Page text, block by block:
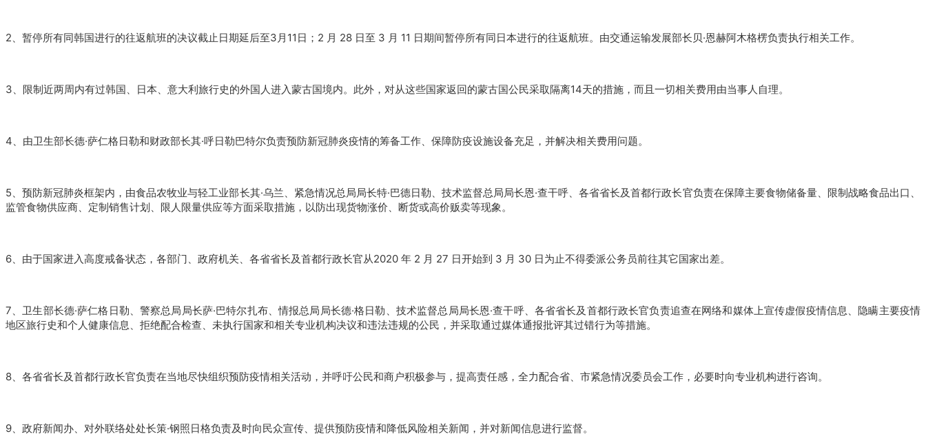
2、暂停所有同韩国进行的往返航班的决议截止日期延后至3月11日； 2 月 28 日至 3 月 11 日期间暂停所有同日本进行的往返航班。 由交通运输发展部长贝·恩赫阿木格楞负责执行相关工作。
3、限制近两周内有过韩国、日本、意大利旅行史的外国人进入蒙古国境内。 此外，对从这些国家返回的蒙古国公民采取隔离14天的措施，而且一切相关费用由当事人自理。
4、由卫生部长德·萨仁格日勒和财政部长其·呼日勒巴特尔负责预防新冠肺炎疫情的筹备工作、保障防疫设施设备充足，并解决相关费用问题。
5、预防新冠肺炎框架内，由食品农牧业与轻工业部长其·乌兰、紧急情况总局局长特·巴德日勒、技术监督总局局长恩·查干呼、各省省长及首都行政长官负责在保障主要食物储备量、限制战略食品出口、
监管食物供应商、定制销售计划、限人限量供应等方面采取措施，以防出现货物涨价、断货或高价贩卖等现象。
6、由于国家进入高度戒备状态，各部门、政府机关、各省省长及首都行政长官从2020 年 2 月 27 日开始到 3 月 30 日为止不得委派公务员前往其它国家出差。
7、卫生部长德·萨仁格日勒、警察总局局长萨·巴特尔扎布、情报总局局长德·格日勒、技术监督总局局长恩·查干呼、各省省长及首都行政长官负责追查在网络和媒体上宣传虚假疫情信息、隐瞒主要疫情
地区旅行史和个人健康信息、拒绝配合检查、未执行国家和相关专业机构决议和违法违规的公民，并采取通过媒体通报批评其过错行为等措施。
8、各省省长及首都行政长官负责在当地尽快组织预防疫情相关活动，并呼吁公民和商户积极参与，提高责任感，全力配合省、市紧急情况委员会工作，必要时向专业机构进行咨询。
9、政府新闻办、对外联络处处长策·钢照日格负责及时向民众宣传、提供预防疫情和降低风险相关新闻，并对新闻信息进行监督。